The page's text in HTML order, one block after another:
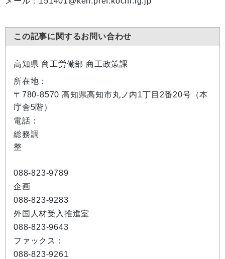
この記事に関するお問い合わせ
高知県 商工労働部 商工政策課
所在地：
〒780-8570 高知県高知市丸ノ内1丁目2番20号（本
庁舎5階）
電話：
総務調
整
088-823-9789
企画
088-823-9283
外国人材受入推進室
088-823-9643
ファックス：
088-823-9261